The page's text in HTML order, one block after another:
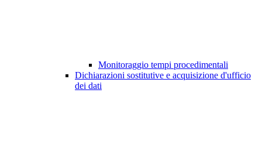
Monitoraggio tempi procedimentali
Dichiarazioni sostitutive e acquisizione d'ufficio
dei dati